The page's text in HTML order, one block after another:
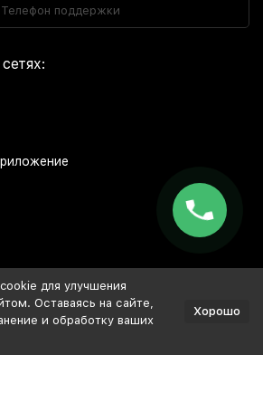
Телефон поддержки
для улучшения
Оставаясь на сайте,
и обработку ваших
Хорошо